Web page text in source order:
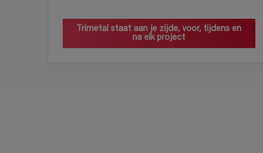
Trimetal staat aan je zijde, voor, tijdens en
na elk project